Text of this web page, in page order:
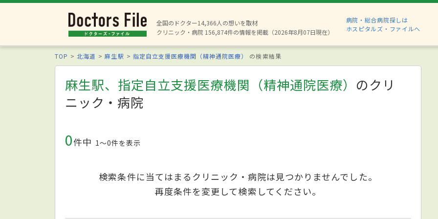
全国のドクター14,366人の想いを取材
クリニック・病院 156,874件の情報を掲載（2026年8月07日現在）
病院・総合病院探しは
ホスピタルズ・ファイルへ
TOP 北海道 麻生駅 指定自立支援医療機関（精神通院医療） の検索結果
麻生駅、指定自立支援医療機関（精神通院医療） のクリ
ニック・病院
0件中 1〜0件を表示
検索条件に当てはまるクリニック・病院は見つかりませんでした。
再度条件を変更して検索してください。